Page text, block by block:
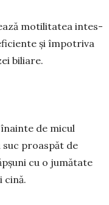
motili­tatea intes­
și împotriva
biliare.
de micul
proas­păt de
cu o jumătate
cină.